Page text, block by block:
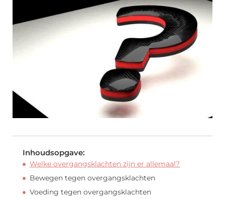
Inhoudsopgave:
Welke overgangsklachten zijn er allemaal?
Bewegen tegen overgangsklachten
Voeding tegen overgangsklachten